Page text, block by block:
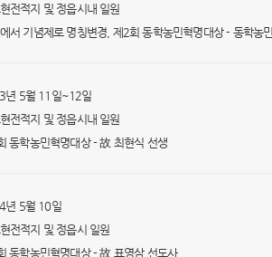
전적지 및 정읍시내 일원
서 기념제로 명칭변경, 제2회 동학농민혁명대상 - 동학농
년 5월 11일~12일
전적지 및 정읍시내 일원
동학농민혁명대상 - 故 최현식 선생
년 5월 10일
전적지 및 정읍시 일원
동학농민혁명대상 - 故 표영삼 선도사